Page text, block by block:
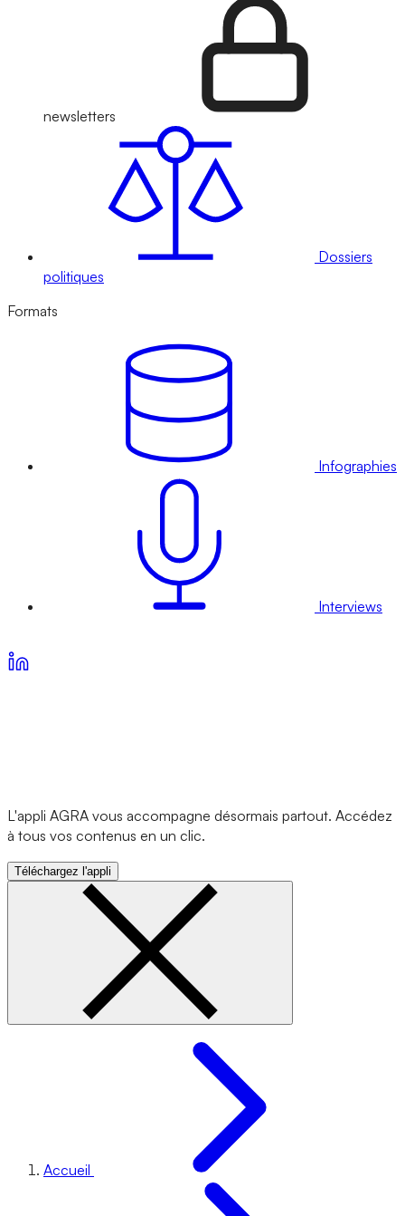
newsletters
Dossiers
politiques
Formats
Infographies
Interviews
L'appli AGRA vous accompagne désormais partout. Accédez
à tous vos contenus en un clic.
Téléchargez l'appli
Accueil